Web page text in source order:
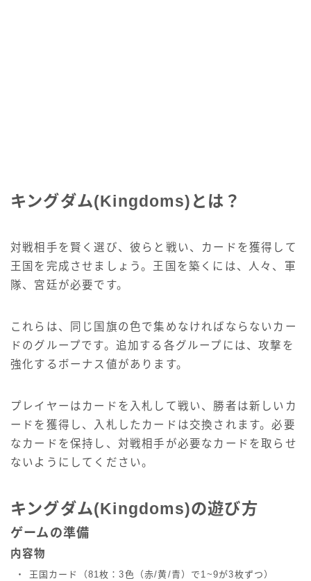
キングダム(Kingdoms)とは？
対戦相手を賢く選び、彼らと戦い、カードを獲得して
王国を完成させましょう。王国を築くには、人々、軍
隊、宮廷が必要です。
これらは、同じ国旗の色で集めなければならないカー
ドのグループです。追加する各グループには、攻撃を
強化するボーナス値があります。
プレイヤーはカードを入札して戦い、勝者は新しいカ
ードを獲得し、入札したカードは交換されます。必要
なカードを保持し、対戦相手が必要なカードを取らせ
ないようにしてください。
キングダム(Kingdoms)の遊び方
ゲームの準備
内容物
・ 王国カード（81枚：3色（赤/黄/青）で1~9が3枚ずつ）